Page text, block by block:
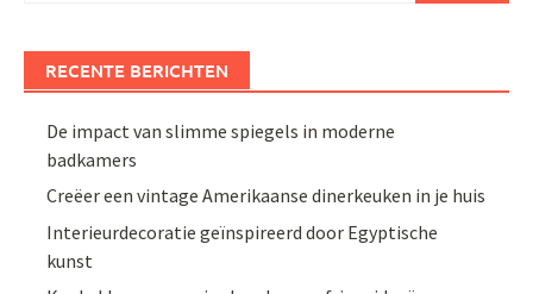
RECENTE BERICHTEN
De impact van slimme spiegels in moderne
badkamers
Creëer een vintage Amerikaanse dinerkeuken in je huis
Interieurdecoratie geïnspireerd door Egyptische
kunst